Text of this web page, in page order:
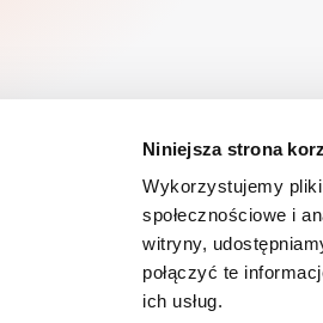
Niniejsza strona
Wykorzystujemy
społecznościowe i
witryny,
połączyć te
ich usług.